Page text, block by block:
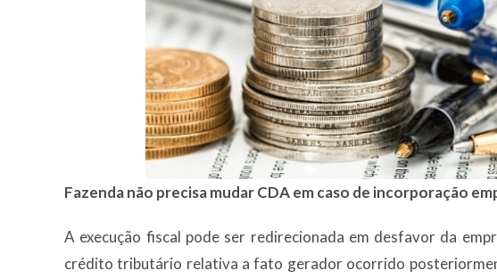
Fazenda não precisa mudar CDA em caso de incorporação
A execução fiscal pode ser redirecionada em desfavor da
crédito tributário relativa a fato gerador ocorrido